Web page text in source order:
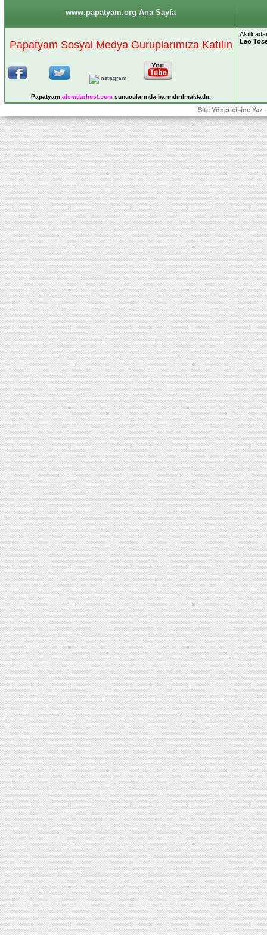
www.papatyam.org Ana Sayfa
Papatyam Sosyal Medya Guruplarımıza Katılın
Papatyam alemdarhost.comsunucularında barındırılmaktadır.
Akıllı
Lao
Site Yöneticisine Yaz